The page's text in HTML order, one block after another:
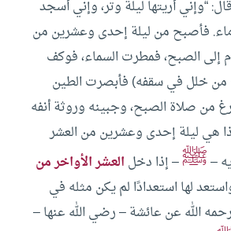
“وإني أريتها ليلة وتر، وإني أسجد
فأصبح من ليلة إحدى وعشرين من
إلى الصبح، فمطرت السماء، فوكف
من خلل في سقفه) فأبصرت الطين
من صلاة الصبح، وجبينه وروثة أنفه
هي ليلة إحدى وعشرين من العشر
–ﷺ– إذا دخل العشر الأواخر من
لها استعدادًا لم يكن مثله في
الله عن عائشة – رضي الله عنها –